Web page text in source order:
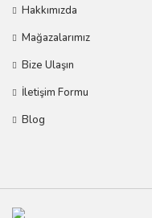
Hakkımızda
Mağazalarımız
Bize Ulaşın
İletişim Formu
Blog